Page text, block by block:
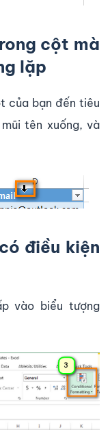
cột mà
lặp
của bạn đến tiêu
tên xuống, và
điều kiện
vào biểu tượng